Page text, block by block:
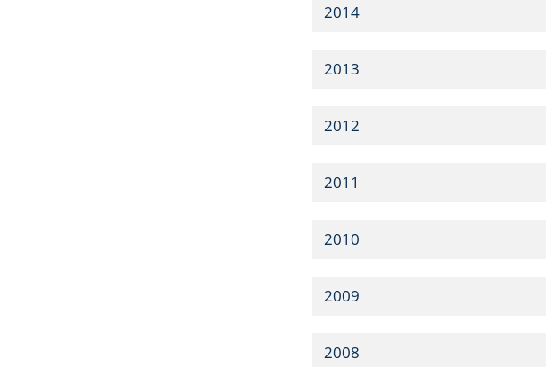
2014
2013
2012
2011
2010
2009
2008